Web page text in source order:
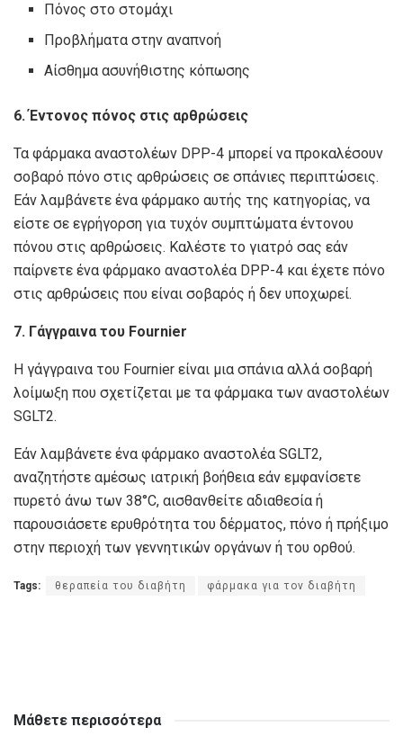
Πόνος στο στομάχι
Προβλήματα στην αναπνοή
Αίσθημα ασυνήθιστης κόπωσης
6. Έντονος πόνος στις αρθρώσεις
Τα φάρμακα αναστολέων DPP-4 μπορεί να προκαλέσουν
σοβαρό πόνο στις αρθρώσεις σε σπάνιες περιπτώσεις.
Εάν λαμβάνετε ένα φάρμακο αυτής της κατηγορίας, να
είστε σε εγρήγορση για τυχόν συμπτώματα έντονου
πόνου στις αρθρώσεις. Καλέστε το γιατρό σας εάν
παίρνετε ένα φάρμακο αναστολέα DPP-4 και έχετε πόνο
στις αρθρώσεις που είναι σοβαρός ή δεν υποχωρεί.
7. Γάγγραινα του Fournier
Η γάγγραινα του Fournier είναι μια σπάνια αλλά σοβαρή
λοίμωξη που σχετίζεται με τα φάρμακα των αναστολέων
SGLT2.
Εάν λαμβάνετε ένα φάρμακο αναστολέα SGLT2,
αναζητήστε αμέσως ιατρική βοήθεια εάν εμφανίσετε
πυρετό άνω των 38°C, αισθανθείτε αδιαθεσία ή
παρουσιάσετε ερυθρότητα του δέρματος, πόνο ή πρήξιμο
στην περιοχή των γεννητικών οργάνων ή του ορθού.
Tags: θεραπεία του διαβήτη φάρμακα για τον διαβήτη
Μάθετε περισσότερα